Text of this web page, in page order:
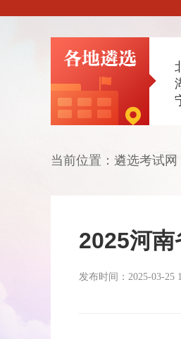
当前位置： 遴选考试网
2025河
发布时间：2025-03-25